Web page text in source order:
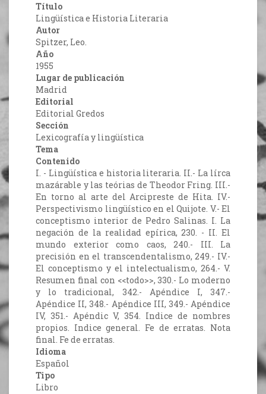
Título
Lingüística e Historia Literaria
Autor
Spitzer, Leo.
Año
1955
Lugar de publicación
Madrid
Editorial
Editorial Gredos
Sección
Lexicografía y lingüística
Tema
Contenido
I. - Lingüística e historia literaria. II.- La lírca
mazárable y las teórias de Theodor Fring. III.-
En torno al arte del Arcipreste de Hita. IV.-
Perspectivismo lingüístico en el Quijote. V.- El
conceptismo interior de Pedro Salinas. I. La
negación de la realidad epírica, 230. - II. El
mundo exterior como caos, 240.- III. La
precisión en el transcendentalismo, 249.- IV.-
El conceptismo y el intelectualismo, 264.- V.
Resumen final con <<todo>>, 330.- Lo moderno
y lo tradicional, 342.- Apéndice I, 347.-
Apéndice II, 348.- Apéndice III, 349.- Apéndice
IV, 351.- Apéndic V, 354. Indice de nombres
propios. Indice general. Fe de erratas. Nota
final. Fe de erratas.
Idioma
Español
Tipo
Libro